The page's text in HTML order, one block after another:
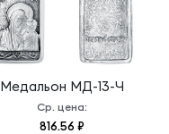
Медальон МД-13-Ч
Ср. цена:
816.56 ₽